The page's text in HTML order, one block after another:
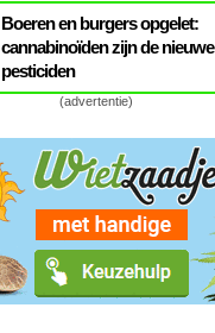
Boeren en burgers opgelet:
cannabinoïden zijn de nieuwe
pesticiden
(advertentie)